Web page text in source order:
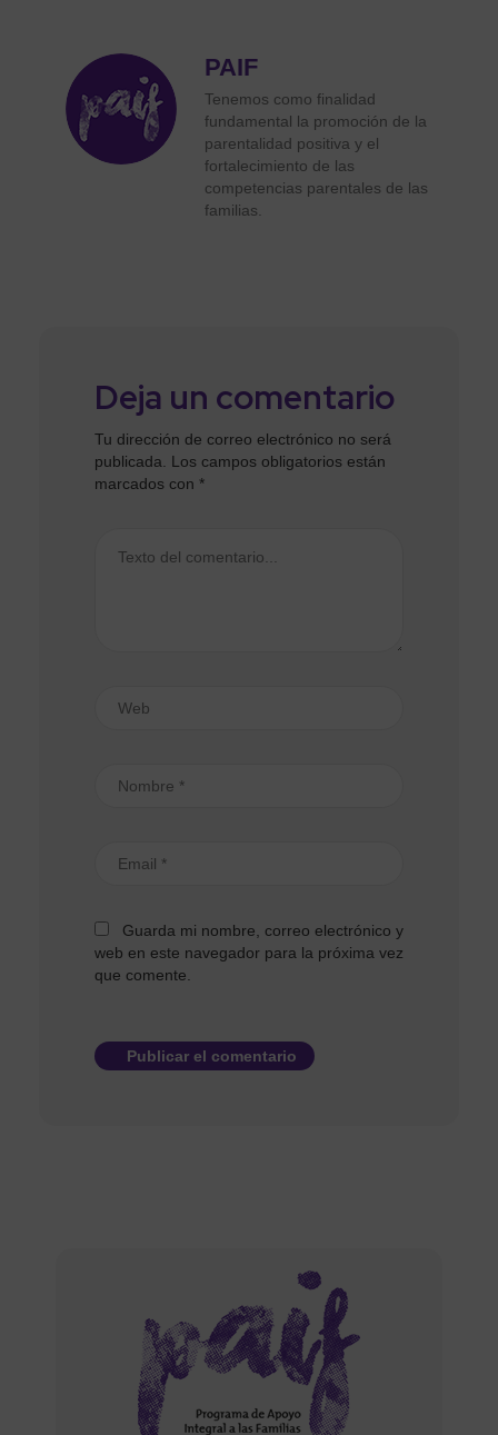
PAIF
Tenemos como finalidad
fundamental la promoción de la
parentalidad positiva y el
fortalecimiento de las
competencias parentales de las
familias.
Deja un comentario
Tu dirección de correo electrónico no será
publicada.
Los campos obligatorios están
marcados con *
Guarda mi nombre, correo electrónico y
web en este navegador para la próxima vez
que comente.